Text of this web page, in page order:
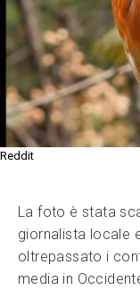
Reddit
La foto è stata
giornalista locale
oltrepassato i
media in